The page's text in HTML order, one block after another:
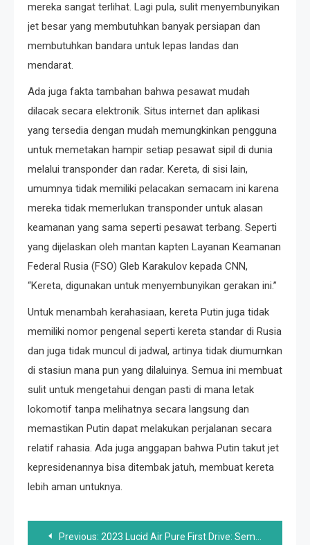
mereka sangat terlihat. Lagi pula, sulit menyembunyikan
jet besar yang membutuhkan banyak persiapan dan
membutuhkan bandara untuk lepas landas dan
mendarat.
Ada juga fakta tambahan bahwa pesawat mudah
dilacak secara elektronik. Situs internet dan aplikasi
yang tersedia dengan mudah memungkinkan pengguna
untuk memetakan hampir setiap pesawat sipil di dunia
melalui transponder dan radar. Kereta, di sisi lain,
umumnya tidak memiliki pelacakan semacam ini karena
mereka tidak memerlukan transponder untuk alasan
keamanan yang sama seperti pesawat terbang. Seperti
yang dijelaskan oleh mantan kapten Layanan Keamanan
Federal Rusia (FSO) Gleb Karakulov kepada CNN,
“Kereta, digunakan untuk menyembunyikan gerakan ini.”
Untuk menambah kerahasiaan, kereta Putin juga tidak
memiliki nomor pengenal seperti kereta standar di Rusia
dan juga tidak muncul di jadwal, artinya tidak diumumkan
di stasiun mana pun yang dilaluinya. Semua ini membuat
sulit untuk mengetahui dengan pasti di mana letak
lokomotif tanpa melihatnya secara langsung dan
memastikan Putin dapat melakukan perjalanan secara
relatif rahasia. Ada juga anggapan bahwa Putin takut jet
kepresidenannya bisa ditembak jatuh, membuat kereta
lebih aman untuknya.
PostPrevious: 2023 Lucid Air Pure First Drive: Semakin Murah Semakin Baik